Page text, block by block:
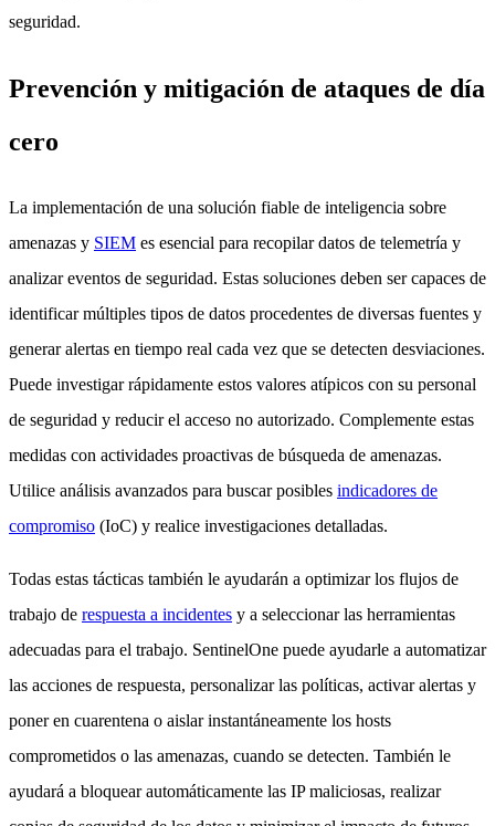
seguridad.
Prevención y mitigación de ataques de día
cero
La implementación de una solución fiable de inteligencia sobre
amenazas y SIEM es esencial para recopilar datos de telemetría y
analizar eventos de seguridad. Estas soluciones deben ser capaces de
identificar múltiples tipos de datos procedentes de diversas fuentes y
generar alertas en tiempo real cada vez que se detecten desviaciones.
Puede investigar rápidamente estos valores atípicos con su personal
de seguridad y reducir el acceso no autorizado. Complemente estas
medidas con actividades proactivas de búsqueda de amenazas.
Utilice análisis avanzados para buscar posibles indicadores de
compromiso (IoC) y realice investigaciones detalladas.
Todas estas tácticas también le ayudarán a optimizar los flujos de
trabajo de respuesta a incidentes y a seleccionar las herramientas
adecuadas para el trabajo. SentinelOne puede ayudarle a automatizar
las acciones de respuesta, personalizar las políticas, activar alertas y
poner en cuarentena o aislar instantáneamente los hosts
comprometidos o las amenazas, cuando se detecten. También le
ayudará a bloquear automáticamente las IP maliciosas, realizar